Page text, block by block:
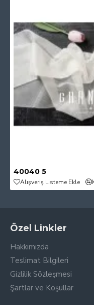
40040 5
Alışveriş Listeme Ekle
Özel Linkler
Hakkımızda
Teslimat Bilgileri
Gizlilik Sözleşmesi
Şartlar ve Koşullar